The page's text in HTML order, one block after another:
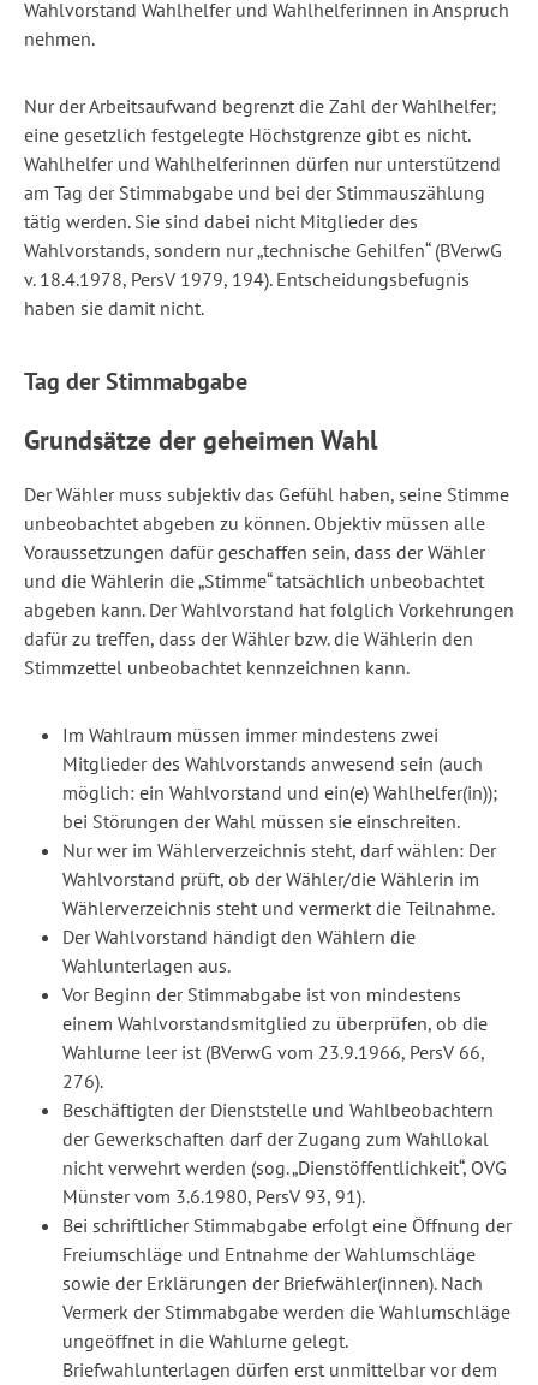
Wahlvorstand Wahlhelfer und Wahlhelferinnen in Anspruch
nehmen.
Nur der Arbeitsaufwand begrenzt die Zahl der Wahlhelfer;
eine gesetzlich festgelegte Höchstgrenze gibt es nicht.
Wahlhelfer und Wahlhelferinnen dürfen nur unterstützend
am Tag der Stimmabgabe und bei der Stimmauszählung
tätig werden. Sie sind dabei nicht Mitglieder des
Wahlvorstands, sondern nur „technische Gehilfen“ (BVerwG
v. 18.4.1978, PersV 1979, 194). Entscheidungsbefugnis
haben sie damit nicht.
Tag der Stimmabgabe
Grundsätze der geheimen Wahl
Der Wähler muss subjektiv das Gefühl haben, seine Stimme
unbeobachtet abgeben zu können. Objektiv müssen alle
Voraussetzungen dafür geschaffen sein, dass der Wähler
und die Wählerin die „Stimme“ tatsächlich unbeobachtet
abgeben kann. Der Wahlvorstand hat folglich Vorkehrungen
dafür zu treffen, dass der Wähler bzw. die Wählerin den
Stimmzettel unbeobachtet kennzeichnen kann.
Im Wahlraum müssen immer mindestens zwei
Mitglieder des Wahlvorstands anwesend sein (auch
möglich: ein Wahlvorstand und ein(e) Wahlhelfer(in));
bei Störungen der Wahl müssen sie einschreiten.
Nur wer im Wählerverzeichnis steht, darf wählen: Der
Wahlvorstand prüft, ob der Wähler/die Wählerin im
Wählerverzeichnis steht und vermerkt die Teilnahme.
Der Wahlvorstand händigt den Wählern die
Wahlunterlagen aus.
Vor Beginn der Stimmabgabe ist von mindestens
einem Wahlvorstandsmitglied zu überprüfen, ob die
Wahlurne leer ist (BVerwG vom 23.9.1966, PersV 66,
276).
Beschäftigten der Dienststelle und Wahlbeobachtern
der Gewerkschaften darf der Zugang zum Wahllokal
nicht verwehrt werden (sog. „Dienstöffentlichkeit“, OVG
Münster vom 3.6.1980, PersV 93, 91).
Bei schriftlicher Stimmabgabe erfolgt eine Öffnung der
Freiumschläge und Entnahme der Wahlumschläge
sowie der Erklärungen der Briefwähler(innen). Nach
Vermerk der Stimmabgabe werden die Wahlumschläge
ungeöffnet in die Wahlurne gelegt.
Briefwahlunterlagen dürfen erst unmittelbar vor dem